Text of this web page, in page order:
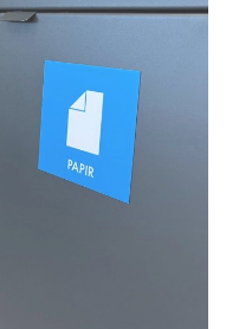
3×65
inkast